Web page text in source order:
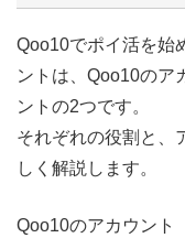
Qoo10でポイ活を始
ントは、Qoo10のア
ントの2つです。
それぞれの役割と、
しく解説します。
Qoo10のアカウント